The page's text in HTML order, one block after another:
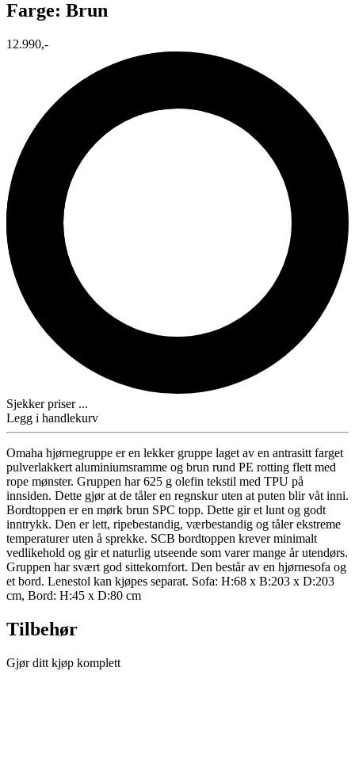
Farge: Brun
12.990,-
Sjekker priser ...
Legg i handlekurv
Omaha hjørnegruppe er en lekker gruppe laget av en antrasitt farget
pulverlakkert aluminiumsramme og brun rund PE rotting flett med
rope mønster. Gruppen har 625 g olefin tekstil med TPU på
innsiden. Dette gjør at de tåler en regnskur uten at puten blir våt inni.
Bordtoppen er en mørk brun SPC topp. Dette gir et lunt og godt
inntrykk. Den er lett, ripebestandig, værbestandig og tåler ekstreme
temperaturer uten å sprekke. SCB bordtoppen krever minimalt
vedlikehold og gir et naturlig utseende som varer mange år utendørs.
Gruppen har svært god sittekomfort. Den består av en hjørnesofa og
et bord. Lenestol kan kjøpes separat. Sofa: H:68 x B:203 x D:203
cm, Bord: H:45 x D:80 cm
Tilbehør
Gjør ditt kjøp komplett